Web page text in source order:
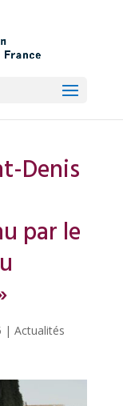
Denis
par le
| Actualités